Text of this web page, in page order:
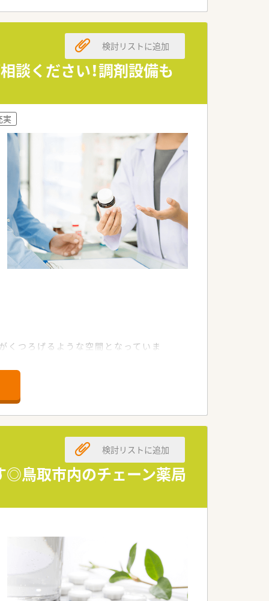
」「散剤監査機」「電子薬歴管理シス
・離職率も非常に低く働きやすい環
談ください！調剤設備も
検討リストに追加
実
くつろげるような空間となっていま
士フィルム）、散剤監査システム（富士
」「散剤監査機」「電子薬歴管理シス
◎鳥取市内のチェーン薬局
検討リストに追加